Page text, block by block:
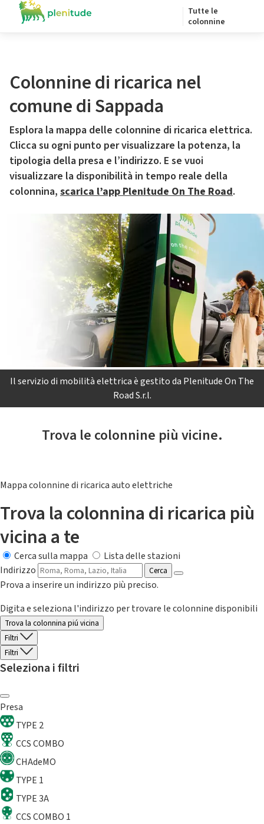
Tutte le
colonnine
Colonnine di ricarica nel
comune di Sappada
Esplora la mappa delle colonnine di ricarica elettrica.
Clicca su ogni punto per visualizzare la potenza, la
tipologia della presa e l’indirizzo. E se vuoi
visualizzare la disponibilità in tempo reale della
colonnina, scarica l’app Plenitude On The Road.
Il servizio di mobilità elettrica è gestito da Plenitude On The
Road S.r.l.
Trova le colonnine più vicine.
Mappa colonnine di ricarica auto elettriche
Trova la colonnina di ricarica più
vicina a te
Cerca sulla mappa
Lista delle stazioni
Indirizzo
Cerca
Prova a inserire un indirizzo più preciso.
Digita e seleziona l'indirizzo per trovare le colonnine disponibili
Trova la colonnina piú vicina
Filtri
Filtri
Seleziona i filtri
Presa
TYPE 2
CCS COMBO
CHAdeMO
TYPE 1
TYPE 3A
CCS COMBO 1